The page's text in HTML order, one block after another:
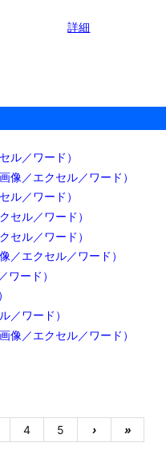
詳細
ル／ワード）
像／エクセル／ワード）
ル／ワード）
セル／ワード）
セル／ワード）
／エクセル／ワード）
ワード）
／ワード）
像／エクセル／ワード）
4 5 › »